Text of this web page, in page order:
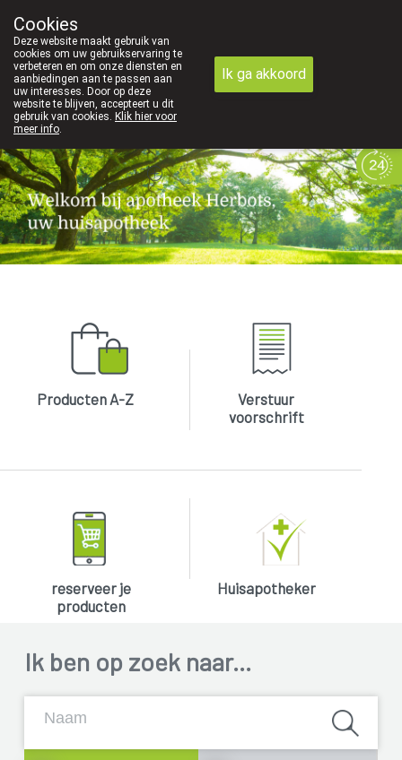
Vandaag gesloten
Producten A-Z
Verstuur
voorschrift
reserveer je
producten
Huisapotheker
Ik ben op zoek naar...
Cookies
Deze website maakt gebruik van
cookies om uw gebruikservaring te
verbeteren en om onze diensten en
aanbiedingen aan te passen aan
uw interesses. Door op deze
website te blijven, accepteert u dit
gebruik van cookies. Klik hier voor
meer info.
Ik ga akkoord